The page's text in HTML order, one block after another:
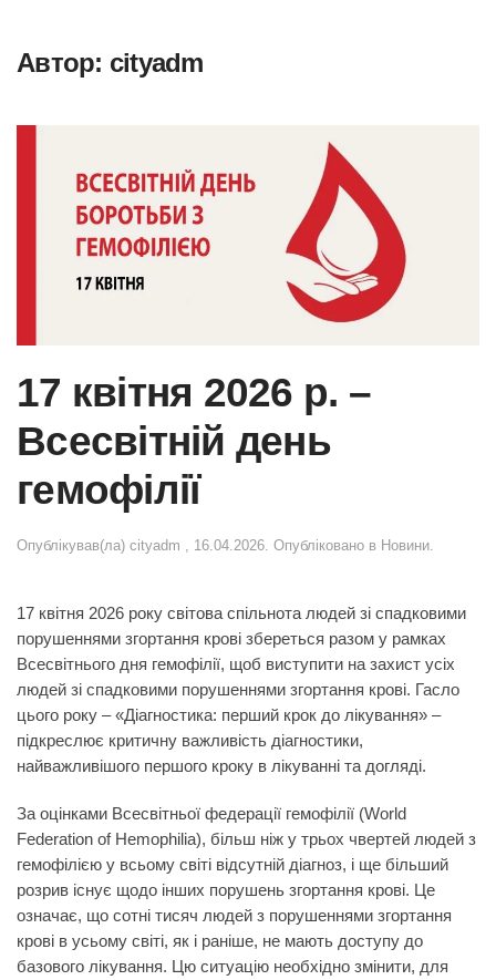
Skip to main content
Автор: cityadm
17 квітня 2026 р. –
Всесвітній день
гемофілії
Опублікував(ла) cityadm 16.04.2026 . Опубліковано в Новини
17 квітня 2026 року світова спільнота людей зі спадковими
порушеннями згортання крові збереться разом у рамках
Всесвітнього дня гемофілії, щоб виступити на захист усіх
людей зі спадковими порушеннями згортання крові. Гасло
цього року –«Діагностика: перший крок до лікування» –
підкреслює критичну важливість діагностики,
найважливішого першого кроку в лікуванні та догляді.
За оцінками Всесвітньої федерації гемофілії (World
Federation of Hemophilia), більш ніж у трьох чвертей людей з
гемофілією у всьому світі відсутній діагноз, і ще більший
розрив існує щодо інших порушень згортання крові. Це
означає, що сотні тисяч людей з порушеннями згортання
крові в усьому світі, як і раніше, не мають доступу до
базового лікування. Цю ситуацію необхідно змінити, для